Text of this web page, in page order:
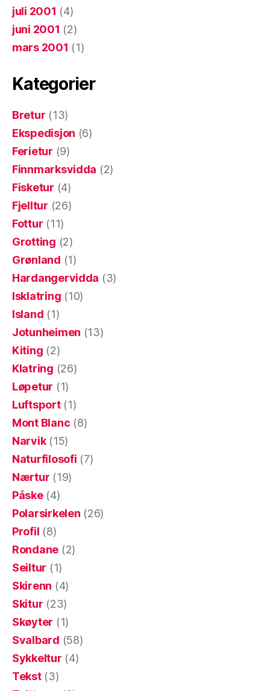
juli 2001 (4)
juni 2001 (2)
mars 2001 (1)
Kategorier
Bretur (13)
Ekspedisjon (6)
Ferietur (9)
Finnmarksvidda (2)
Fisketur (4)
Fjelltur (26)
Fottur (11)
Grotting (2)
Grønland (1)
Hardangervidda (3)
Isklatring (10)
Island (1)
Jotunheimen (13)
Kiting (2)
Klatring (26)
Løpetur (1)
Luftsport(1)
Mont Blanc (8)
Narvik(15)
Naturfilosofi (7)
Nærtur (19)
Påske(4)
Polarsirkelen (26)
Profil (8)
Rondane (2)
Seiltur (1)
Skirenn (4)
Skitur (23)
Skøyter (1)
Svalbard (58)
Sykkeltur (4)
Tekst(3)